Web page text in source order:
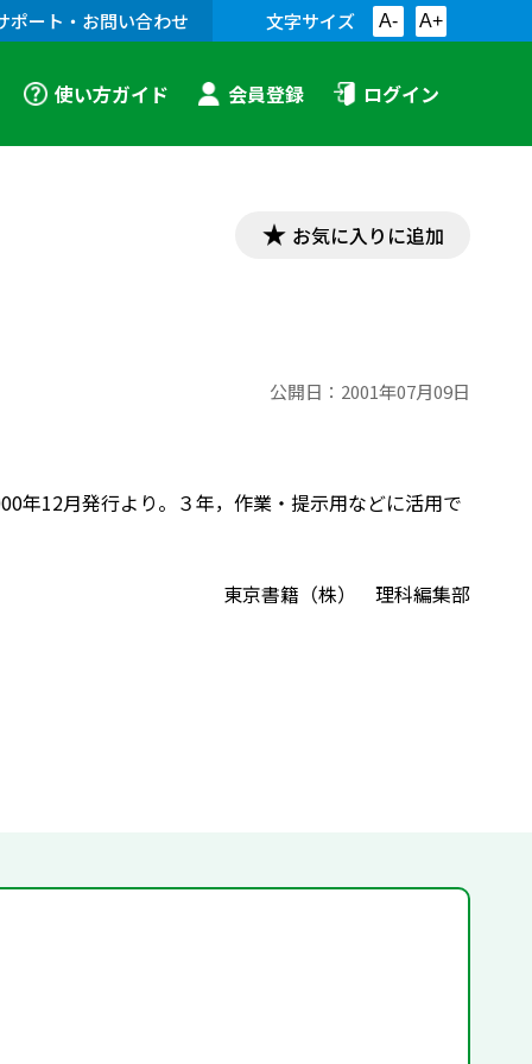
ポート・お問い合わせ 文字サイズ A- A+
使い方ガイド 会員登録 ログイン
お気に入りに追加
公開日： 2001年07月09日
年12月発行より。３年，作業・提示用などに活用で
東京書籍（株） 理科編集部